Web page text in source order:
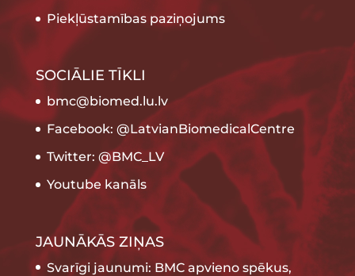
Piekļūstamības paziņojums
SOCIĀLIE TĪKLI
bmc@biomed.lu.lv
Facebook: @LatvianBiomedicalCentre
Twitter: @BMC_LV
Youtube kanāls
JAUNĀKĀS ZIŅAS
Svarīgi jaunumi: BMC apvieno spēkus,